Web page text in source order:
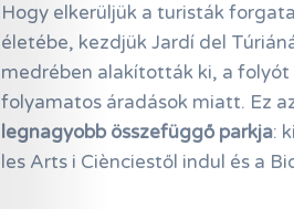
Hogy elkerüljük a turisták
életébe, kezdjük Jardí del
medrében alakították ki, a
folyamatos áradások miatt. Ez
legnagyobb összefüggő parkja:
les Arts i Ciènciestől indul és a